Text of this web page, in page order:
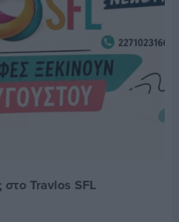
στο Travlos SFL